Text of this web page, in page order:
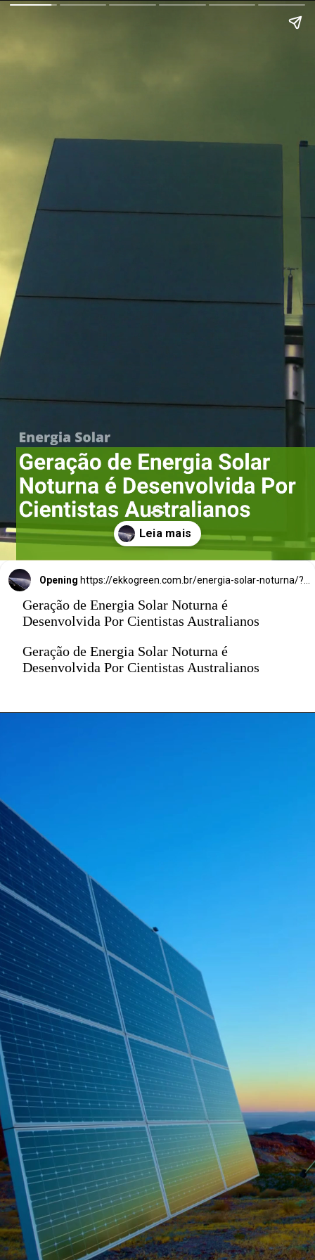
Geração de
Desenvolvida
Por Cientistas
Australianos
Opening https://ekkogreen.com.br/energia-solar-noturna/?utm_source=google&utm_medium=discover&utm_campaign=web-stories&utm_term=energia-solar
Geração de Energia Solar Noturna é
Desenvolvida Por Cientistas Australianos
Geração de Energia Solar Noturna é
Desenvolvida Por Cientistas Australianos
Já pensou existir uma
maneira de obter
energia solar, sem
sol?